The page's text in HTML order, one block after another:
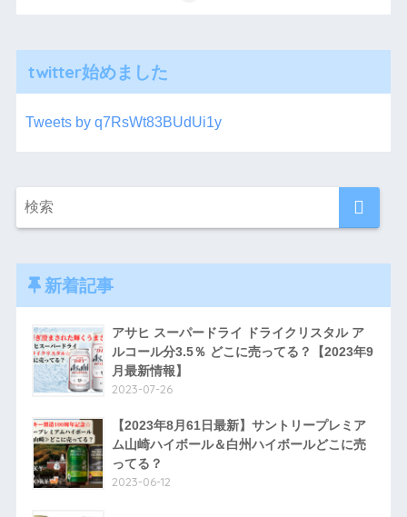
twitter始めました
Tweets by q7RsWt83BUdUi1y
新着記事
アサヒ スーパードライ ドライクリスタル ア
ルコール分3.5％ どこに売ってる？【2023年9
月最新情報】
2023-07-26
【2023年8月61日最新】サントリープレミア
ム山崎ハイボール＆白州ハイボールどこに売
ってる？
2023-06-12